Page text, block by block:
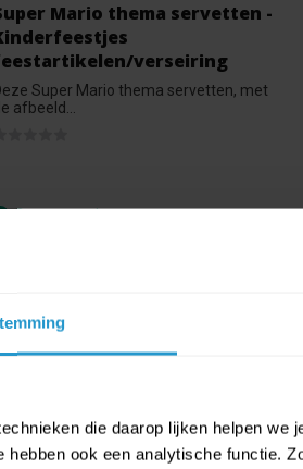
die daarop lijken helpen
hebben ook een analytische functie.
Mario thema servetten -
verseiring
Super Mario thema servetten, met
afbeeld...
Op voorraad
€ 1,12